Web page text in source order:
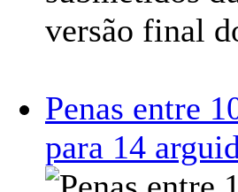
versão final
Penas entre
para 14